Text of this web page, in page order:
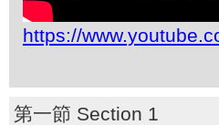
https://
第一節 Section 1